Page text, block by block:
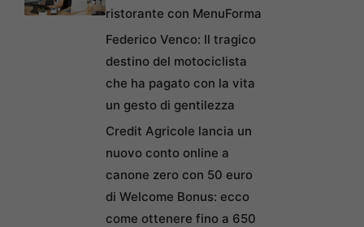
ristorante con MenuForma
Federico Venco: Il tragico
destino del motociclista
che ha pagato con la vita
un gesto di gentilezza
Credit Agricole lancia un
nuovo conto online a
canone zero con 50 euro
di Welcome Bonus: ecco
come ottenere fino a 650